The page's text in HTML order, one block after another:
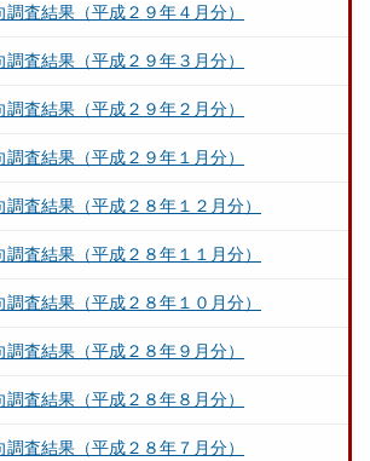
調査結果（平成２９年４月分）
調査結果（平成２９年３月分）
調査結果（平成２９年２月分）
調査結果（平成２９年１月分）
調査結果（平成２８年１２月分）
調査結果（平成２８年１１月分）
調査結果（平成２８年１０月分）
調査結果（平成２８年９月分）
調査結果（平成２８年８月分）
調査結果（平成２８年７月分）